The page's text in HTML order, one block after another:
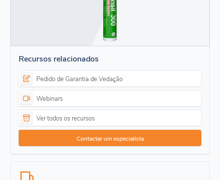
Recursos relacionados
Pedido de Garantia de Vedação
Webinars
Ver todos os recursos
Contactar um especialista